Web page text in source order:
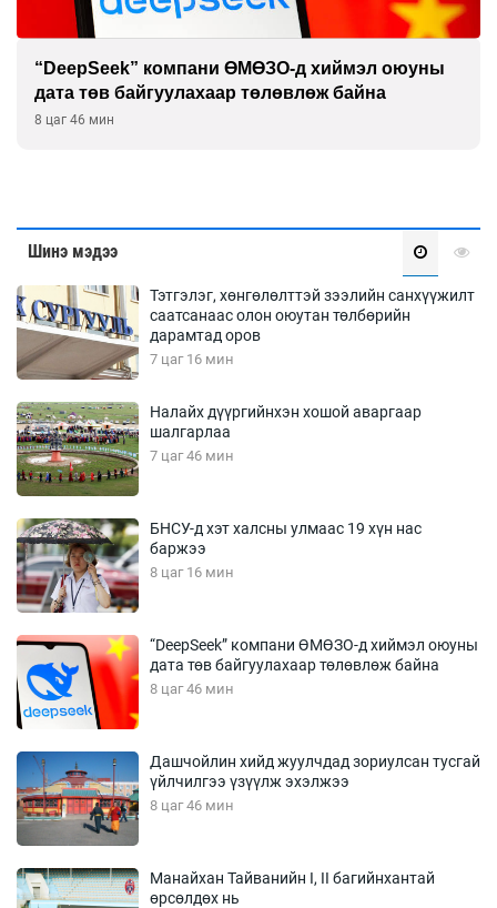
“DeepSeek” компани ӨМӨЗО-д хиймэл оюуны
дата төв байгуулахаар төлөвлөж байна
8 цаг 46 мин
Шинэ мэдээ
Тэтгэлэг, хөнгөлөлттэй зээлийн санхүүжилт
саатсанаас олон оюутан төлбөрийн
дарамтад оров
7 цаг 16 мин
Налайх дүүргийнхэн хошой аваргаар
шалгарлаа
7 цаг 46 мин
БНСУ-д хэт халсны улмаас 19 хүн нас
баржээ
8 цаг 16 мин
“DeepSeek” компани ӨМӨЗО-д хиймэл оюуны
дата төв байгуулахаар төлөвлөж байна
8 цаг 46 мин
Дашчойлин хийд жуулчдад зориулсан тусгай
үйлчилгээ үзүүлж эхэлжээ
8 цаг 46 мин
Манайхан Тайванийн I, II багийнхантай
өрсөлдөх нь